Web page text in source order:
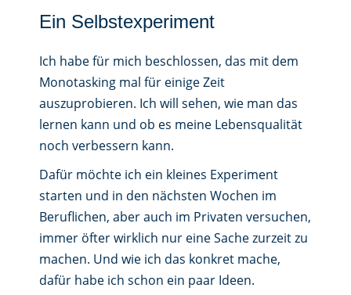
Ein Selbstexperiment
Ich habe für mich beschlossen, das mit dem
Monotasking mal für einige Zeit
auszuprobieren. Ich will sehen, wie man das
lernen kann und ob es meine Lebensqualität
noch verbessern kann.
Dafür möchte ich ein kleines Experiment
starten und in den nächsten Wochen im
Beruflichen, aber auch im Privaten versuchen,
immer öfter wirklich nur eine Sache zurzeit zu
machen. Und wie ich das konkret mache,
dafür habe ich schon ein paar Ideen.